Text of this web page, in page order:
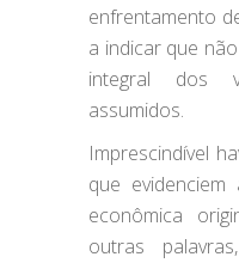
enfrentamento
a indicar que
integral dos
assumidos.
Imprescindível
que
econômica
outras